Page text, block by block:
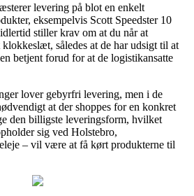
levering på blot en enkelt
eksempelvis Scott Speedster 10
stiller krav om at du når at
således at de har udsigt til at
betjent forud for at de logistikansatte
lover gebyrfri levering, men i de
at der shoppes for en konkret
den billigste leveringsform, hvilket
sig ved Holstebro,
– vil være at få kørt produkterne til